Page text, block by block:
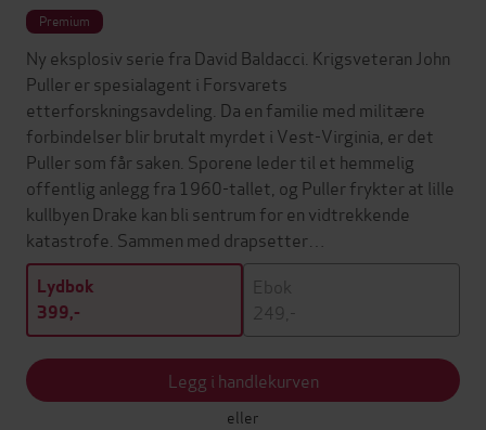
Premium
Ny eksplosiv serie fra David Baldacci. Krigsveteran John
Puller er spesialagent i Forsvarets
etterforskningsavdeling. Da en familie med militære
forbindelser blir brutalt myrdet i Vest-Virginia, er det
Puller som får saken. Sporene leder til et hemmelig
offentlig anlegg fra 1960-tallet, og Puller frykter at lille
kullbyen Drake kan bli sentrum for en vidtrekkende
katastrofe. Sammen med drapsetter…
Lydbok
399,-
Ebok
249,-
Legg i handlekurven
eller